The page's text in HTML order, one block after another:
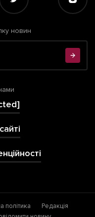
новин
політика
Редакція